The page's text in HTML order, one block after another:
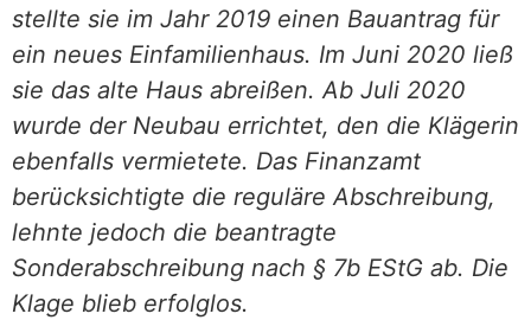
stellte sie im Jahr 2019 einen Bauantrag für
ein neues Einfamilienhaus. Im Juni 2020 ließ
sie das alte Haus abreißen. Ab Juli 2020
wurde der Neubau errichtet, den die Klägerin
ebenfalls vermietete. Das Finanzamt
berücksichtigte die reguläre Abschreibung,
lehnte jedoch die beantragte
Sonderabschreibung nach § 7b EStG ab. Die
Klage blieb erfolglos.